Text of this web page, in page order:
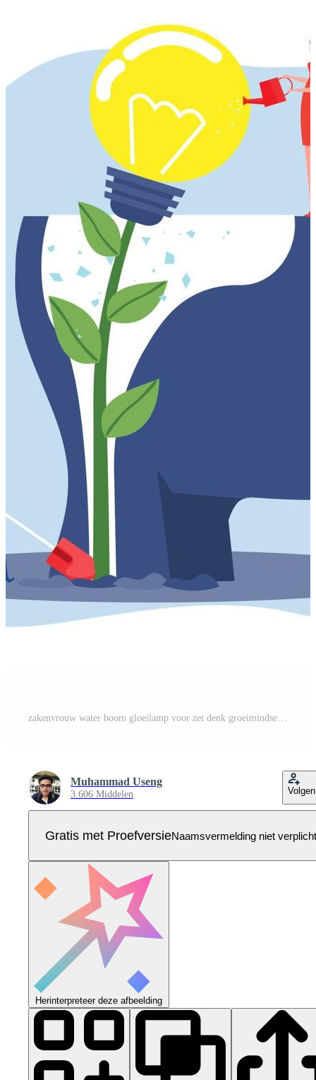
zakenvrouw water boom gloeilamp voor zet denk groeimindset verschillende vaste mindset concept vector Pro Vector
Muhammad Useng
3.606 Middelen Volgen
Gratis met ProefversieNaamsvermelding niet verplicht
Herinterpreteer deze afbeelding